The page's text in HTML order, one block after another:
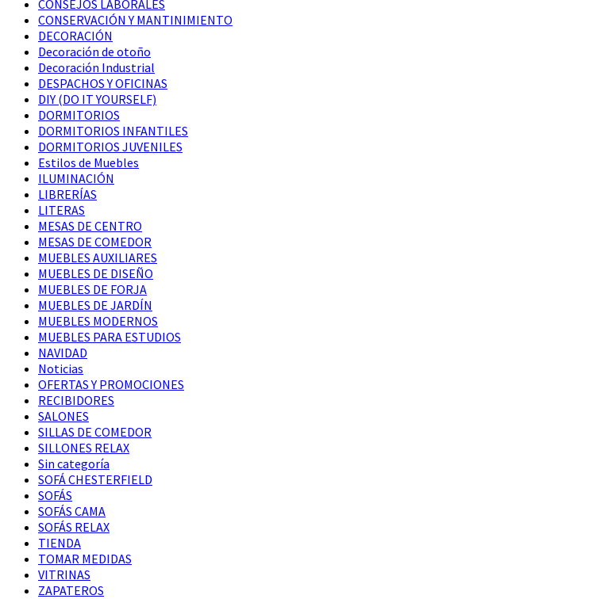
CONSEJOS LABORALES
CONSERVACIÓN Y MANTINIMIENTO
DECORACIÓN
Decoración de otoño
Decoración Industrial
DESPACHOS Y OFICINAS
DIY (DO IT YOURSELF)
DORMITORIOS
DORMITORIOS INFANTILES
DORMITORIOS JUVENILES
Estilos de Muebles
ILUMINACIÓN
LIBRERÍAS
LITERAS
MESAS DE CENTRO
MESAS DE COMEDOR
MUEBLES AUXILIARES
MUEBLES DE DISEÑO
MUEBLES DE FORJA
MUEBLES DE JARDÍN
MUEBLES MODERNOS
MUEBLES PARA ESTUDIOS
NAVIDAD
Noticias
OFERTAS Y PROMOCIONES
RECIBIDORES
SALONES
SILLAS DE COMEDOR
SILLONES RELAX
Sin categoría
SOFÁ CHESTERFIELD
SOFÁS
SOFÁS CAMA
SOFÁS RELAX
TIENDA
TOMAR MEDIDAS
VITRINAS
ZAPATEROS